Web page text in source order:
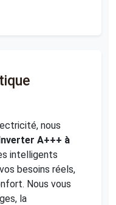
nous
A+++ à
intelligents
besoins réels,
Nous vous
la